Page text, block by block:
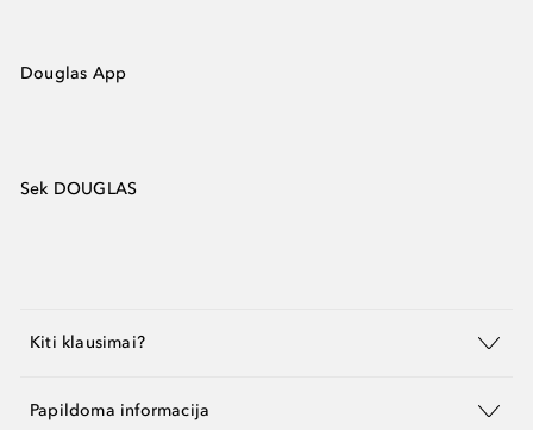
Douglas App
Sek DOUGLAS
Kiti klausimai?
Papildoma informacija